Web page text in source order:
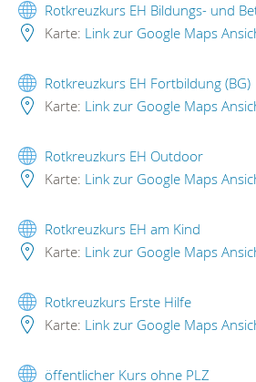
Rotkreuzkurs EH Bildungs- und
Karte: Link zur Google Maps
Rotkreuzkurs EH Fortbildung (BG)
Karte: Link zur Google Maps
Rotkreuzkurs EH Outdoor
Karte: Link zur Google Maps
Rotkreuzkurs EH am Kind
Karte: Link zur Google Maps
Rotkreuzkurs Erste Hilfe
Karte: Link zur Google Maps
öffentlicher Kurs ohne PLZ